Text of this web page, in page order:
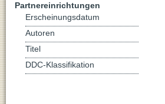
Partnereinrichtungen
Erscheinungsdatum
Autoren
Titel
DDC-Klassifikation